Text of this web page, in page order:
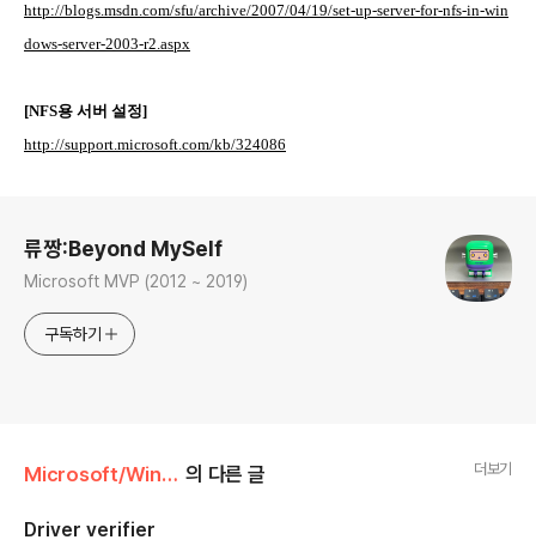
http://blogs.msdn.com/sfu/archive/2007/04/19/set-up-server-for-nfs-in-win
dows-server-2003-r2.aspx
[NFS용 서버 설정]
http://support.microsoft.com/kb/324086
류짱:Beyond MySelf
Microsoft MVP (2012 ~ 2019)
구독하기
Microsoft/Windows Platform 의 다른 글 더보기
Driver verifier